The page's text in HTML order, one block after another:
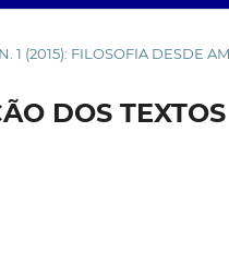
1 (2015): FILOSOFIA DESDE
DOS TEXTOS